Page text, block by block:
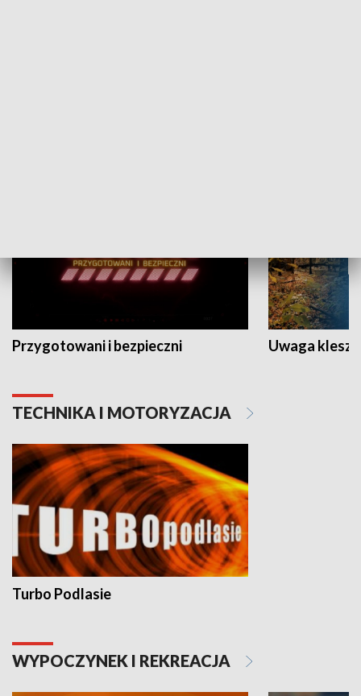
Przygotowani i bezpieczni Uwaga
TECHNIKA I MOTORYZACJA
Turbo Podlasie
WYPOCZYNEK I REKREACJA